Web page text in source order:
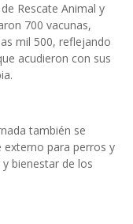
Rescate Animal y
700 vacunas,
mil 500, reflejando
acudieron con sus
también se
para perros y
bienestar de los